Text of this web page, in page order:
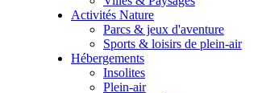
Activités Nature
Parcs & jeux d'aventure
Sports & loisirs de plein-air
Hébergements
Insolites
Plein-air